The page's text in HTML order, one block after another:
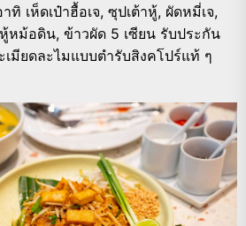
ทิ เห็ดเป๋าฮื้อเจ, ซุปเต้าหู้, ผัดหมี่เจ,
หู้หม้อดิน, ข้าวผัด 5 เซียน รับประกัน
เมียดละไมแบบตำรับสิงคโปร์แท้ ๆ